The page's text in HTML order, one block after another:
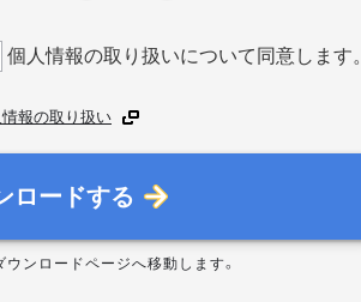
個人情報の取り扱いについて同意します。
報の取り扱い
ロードする
ウンロードページへ移動します。